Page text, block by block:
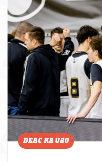
DEAC KA U20